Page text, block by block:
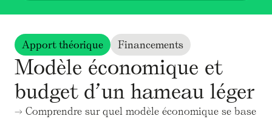
Apport théorique Financements
Modèle économique et
budget d’un hameau léger
→ Comprendre sur quel modèle économique se base